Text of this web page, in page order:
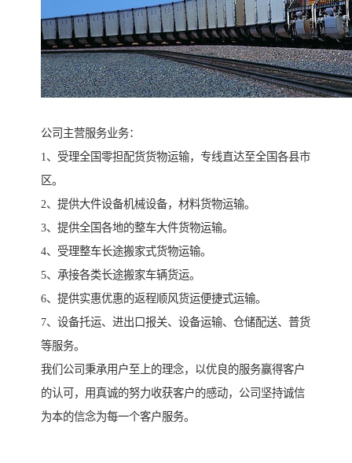
公司主营服务业务：
1、受理全国零担配货货物运输，专线直达至全国各县市
区。
2、提供大件设备机械设备，材料货物运输。
3、提供全国各地的整车大件货物运输。
4、受理整车长途搬家式货物运输。
5、承接各类长途搬家车辆货运。
6、提供实惠优惠的返程顺风货运便捷式运输。
7、设备托运、进出口报关、设备运输、仓储配送、普货
等服务。
我们公司秉承用户至上的理念，以优良的服务赢得客户
的认可，用真诚的努力收获客户的感动，公司坚持诚信
为本的信念为每一个客户服务。